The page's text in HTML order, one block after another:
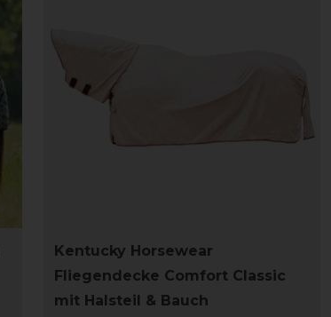
Kentucky Horsewear
Fliegendecke Comfort Classic
mit Halsteil & Bauch